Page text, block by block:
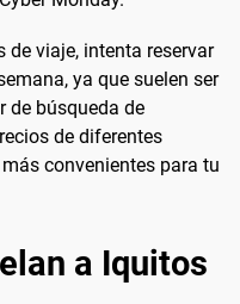
viaje, intenta reservar
ya que suelen ser
de búsqueda de
de diferentes
convenientes para tu
a Iquitos